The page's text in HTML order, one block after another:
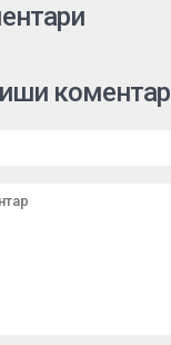
коментар